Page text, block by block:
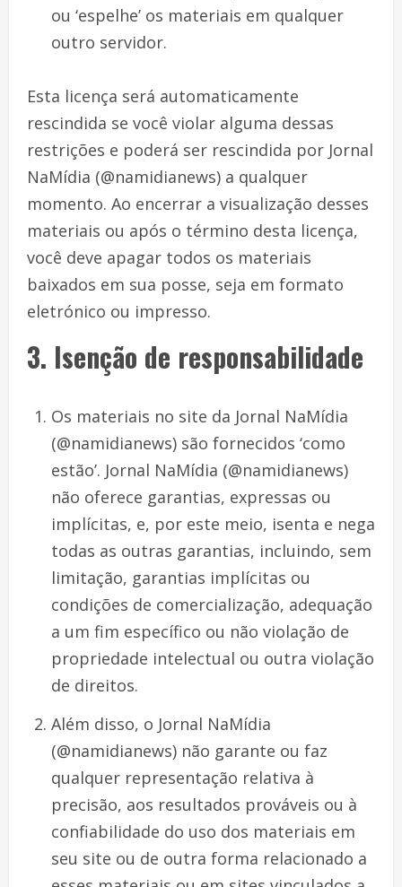
ou ‘espelhe’ os materiais em qualquer
outro servidor.
Esta licença será automaticamente
rescindida se você violar alguma dessas
restrições e poderá ser rescindida por Jornal
NaMídia (@namidianews) a qualquer
momento. Ao encerrar a visualização desses
materiais ou após o término desta licença,
você deve apagar todos os materiais
baixados em sua posse, seja em formato
eletrónico ou impresso.
3. Isenção de responsabilidade
Os materiais no site da Jornal NaMídia
(@namidianews) são fornecidos ‘como
estão’. Jornal NaMídia (@namidianews)
não oferece garantias, expressas ou
implícitas, e, por este meio, isenta e nega
todas as outras garantias, incluindo, sem
limitação, garantias implícitas ou
condições de comercialização, adequação
a um fim específico ou não violação de
propriedade intelectual ou outra violação
de direitos.
Além disso, o Jornal NaMídia
(@namidianews) não garante ou faz
qualquer representação relativa à
precisão, aos resultados prováveis ​​ou à
confiabilidade do uso dos materiais em
seu site ou de outra forma relacionado a